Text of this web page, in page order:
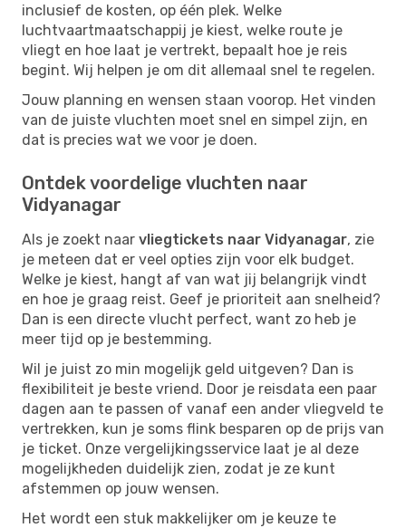
inclusief de kosten, op één plek. Welke
luchtvaartmaatschappij je kiest, welke route je
vliegt en hoe laat je vertrekt, bepaalt hoe je reis
begint. Wij helpen je om dit allemaal snel te regelen.
Jouw planning en wensen staan voorop. Het vinden
van de juiste vluchten moet snel en simpel zijn, en
dat is precies wat we voor je doen.
Ontdek voordelige vluchten naar
Vidyanagar
Als je zoekt naar vliegtickets naar Vidyanagar, zie
je meteen dat er veel opties zijn voor elk budget.
Welke je kiest, hangt af van wat jij belangrijk vindt
en hoe je graag reist. Geef je prioriteit aan snelheid?
Dan is een directe vlucht perfect, want zo heb je
meer tijd op je bestemming.
Wil je juist zo min mogelijk geld uitgeven? Dan is
flexibiliteit je beste vriend. Door je reisdata een paar
dagen aan te passen of vanaf een ander vliegveld te
vertrekken, kun je soms flink besparen op de prijs van
je ticket. Onze vergelijkingsservice laat je al deze
mogelijkheden duidelijk zien, zodat je ze kunt
afstemmen op jouw wensen.
Het wordt een stuk makkelijker om je keuze te